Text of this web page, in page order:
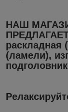
НАШ
раскладная
(ламели),